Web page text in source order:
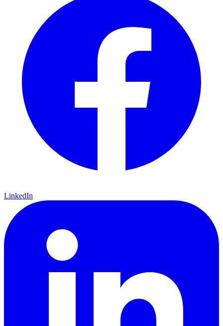
LinkedIn